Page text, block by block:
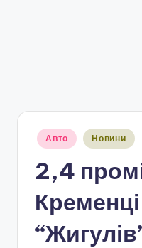
Опубліковано
Авто Новини
2,4